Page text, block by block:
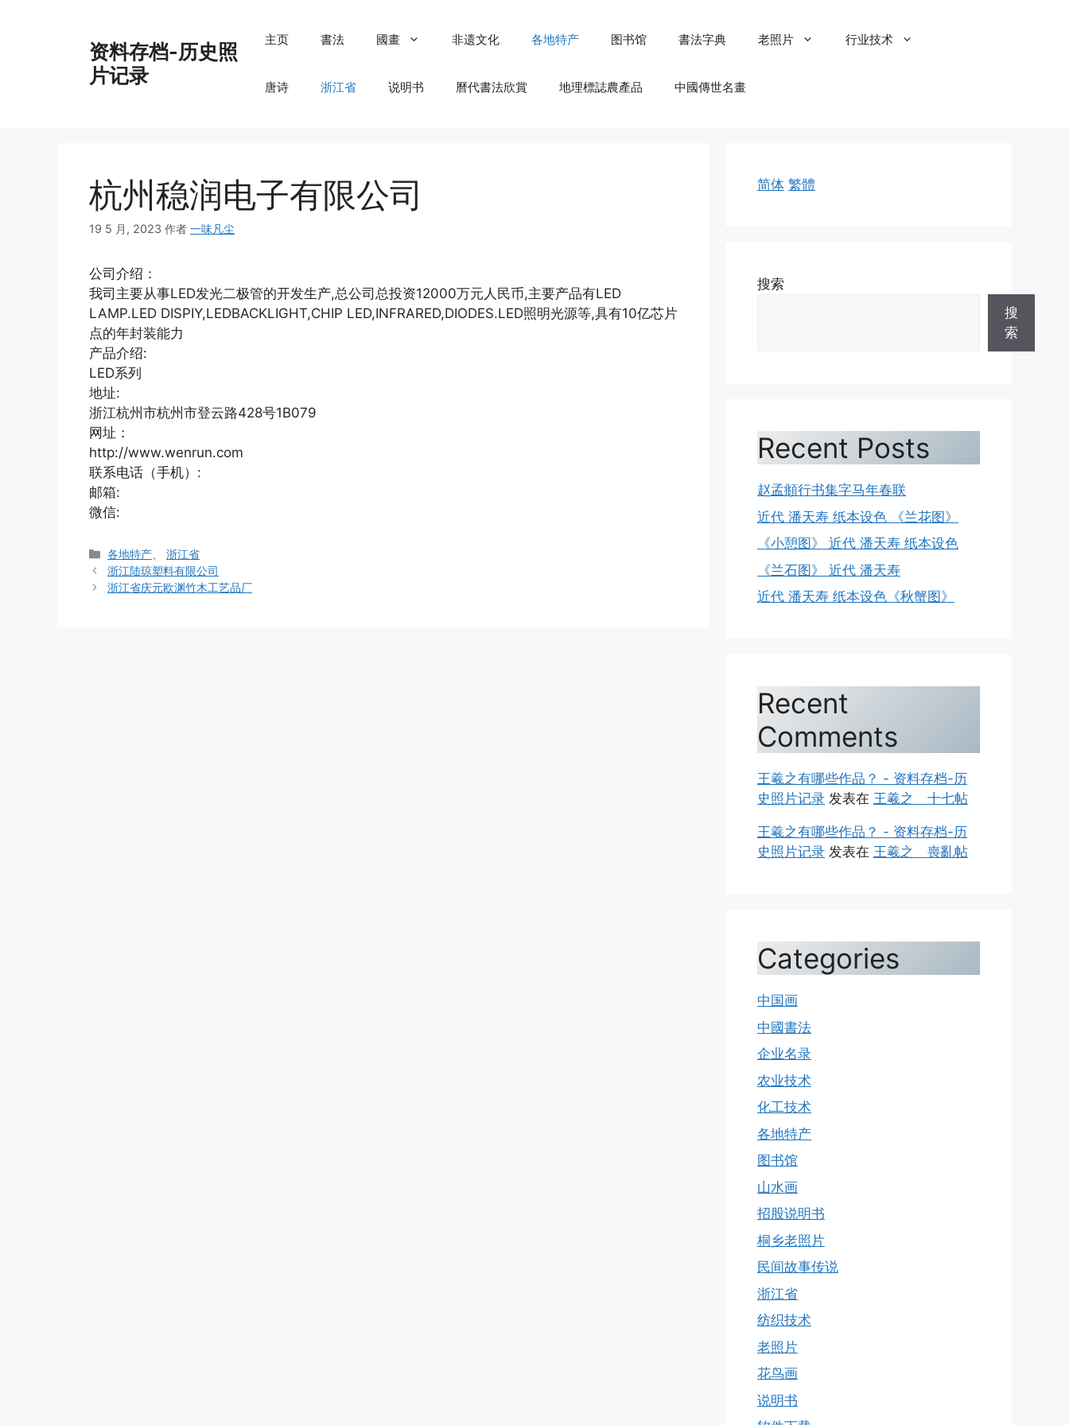
资料存档-历史照
片记录
主页 書法 國畫 非遗文化 各地特产 图书馆 書法字典 老照片 行业技术
唐诗 浙江省 说明书 曆代書法欣賞 地理標誌農產品 中國傳世名畫
杭州稳润电子有限公司
19 5 月, 2023 作者 一味凡尘
公司介绍：
我司主要从事LED发光二极管的开发生产,总公司总投资12000万元人民币,主要产品有LED
LAMP.LED DISPIY,LEDBACKLIGHT,CHIP LED,INFRARED,DIODES.LED照明光源等,具有10亿芯片
点的年封装能力
产品介绍:
LED系列
地址:
浙江杭州市杭州市登云路428号1B079
网址：
http://www.wenrun.com
联系电话（手机）:
邮箱:
微信:
分
类
各地特产 、浙江省
浙江陆琼塑料有限公司
浙江省庆元欧渊竹木工艺品厂
简体 繁體
搜索
搜
索
Recent Posts
赵孟頫行书集字马年春联
近代 潘天寿 纸本设色 《兰花图》
《小憩图》 近代 潘天寿 纸本设色
《兰石图》 近代 潘天寿
近代 潘天寿 纸本设色《秋蟹图》
Recent
Comments
王羲之有哪些作品？ - 资料存档-历
史照片记录 发表在 王羲之 十七帖
王羲之有哪些作品？ - 资料存档-历
史照片记录 发表在 王羲之 喪亂帖
Categories
中国画
中國書法
企业名录
农业技术
化工技术
各地特产
图书馆
山水画
招股说明书
桐乡老照片
民间故事传说
浙江省
纺织技术
老照片
花鸟画
说明书